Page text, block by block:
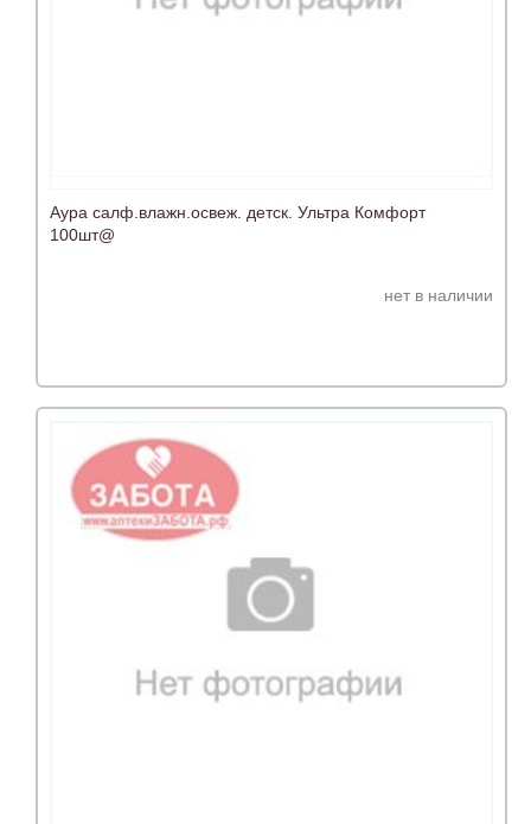
Аура салф.влажн.освеж. детск. Ультра Комфорт
100шт@
нет в наличии